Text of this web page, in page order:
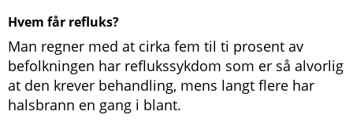
Hvem får refluks?
Man regner med at cirka fem til ti prosent av
befolkningen har reflukssykdom som er så alvorlig
at den krever behandling, mens langt flere har
halsbrann en gang i blant.